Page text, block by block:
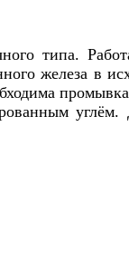
типа.
железа в